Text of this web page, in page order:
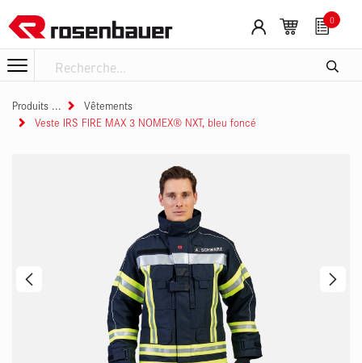
0
Produits
Vêtements
Veste IRS FIRE MAX 3 NOMEX® NXT, bleu foncé